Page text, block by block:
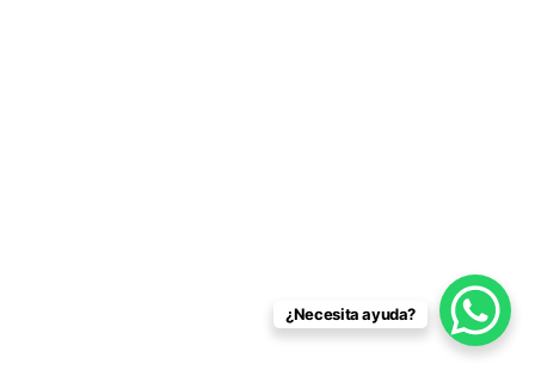
¿Necesita ayuda?